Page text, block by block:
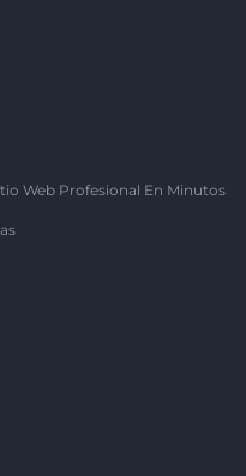
Web Profesional En Minutos